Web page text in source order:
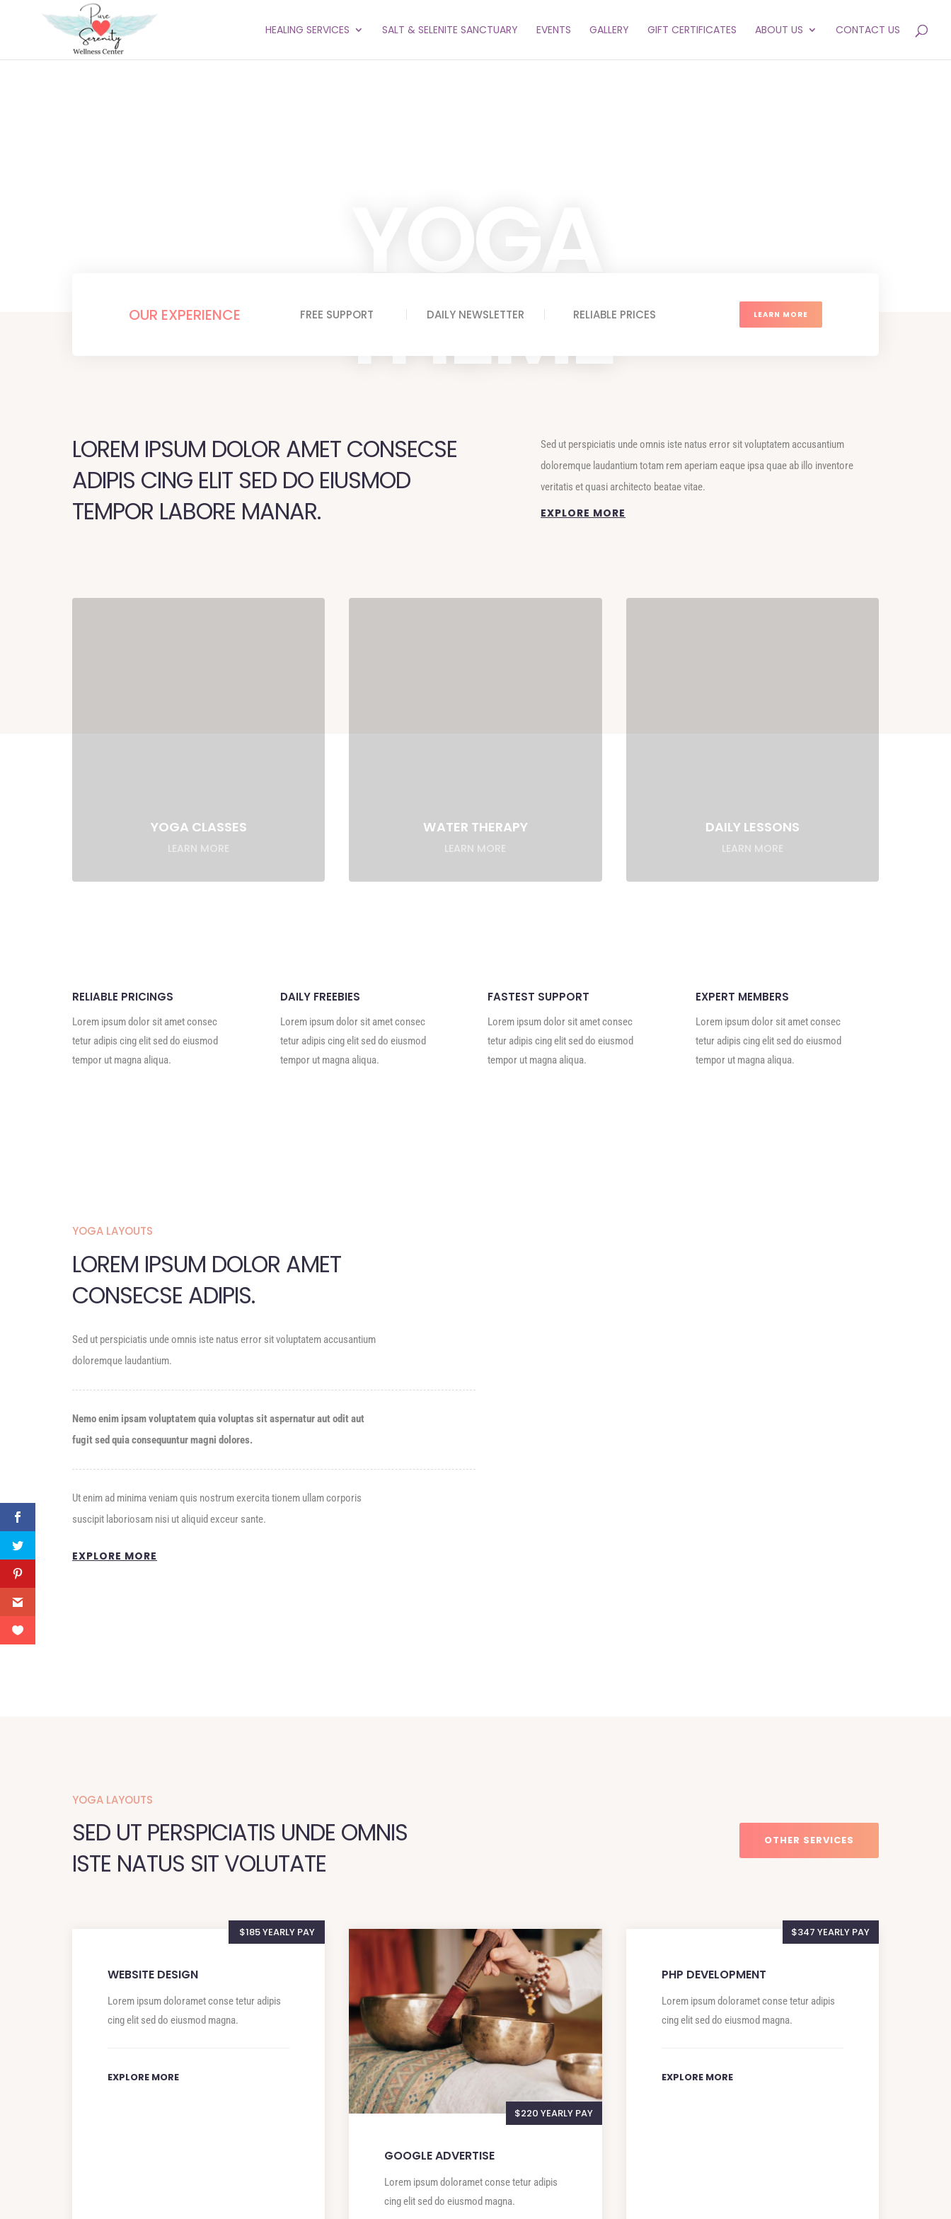
HEALING SERVICES SALT & SELENITE SANCTUARY EVENTS GALLERY GIFT CERTIFICATES ABOUT US CONTACT US
YOGA
THEME
OUR EXPERIENCE FREE SUPPORT DAILY NEWSLETTER RELIABLE PRICES LEARN MORE
LOREM IPSUM DOLOR AMET CONSECSE
ADIPIS CING ELIT SED DO EIUSMOD
TEMPOR LABORE MANAR.
Sed ut perspiciatis unde omnis iste natus error sit voluptatem accusantium
doloremque laudantium totam rem aperiam eaque ipsa quae ab illo inventore
veritatis et quasi architecto beatae vitae.
EXPLORE MORE
YOGA CLASSES
LEARN MORE
WATER THERAPY
LEARN MORE
DAILY LESSONS
LEARN MORE
RELIABLE PRICINGS
Lorem ipsum dolor sit amet consec
tetur adipis cing elit sed do eiusmod
tempor ut magna aliqua.
DAILY FREEBIES
Lorem ipsum dolor sit amet consec
tetur adipis cing elit sed do eiusmod
tempor ut magna aliqua.
FASTEST SUPPORT
Lorem ipsum dolor sit amet consec
tetur adipis cing elit sed do eiusmod
tempor ut magna aliqua.
EXPERT MEMBERS
Lorem ipsum dolor sit amet consec
tetur adipis cing elit sed do eiusmod
tempor ut magna aliqua.
YOGA LAYOUTS
LOREM IPSUM DOLOR AMET
CONSECSE ADIPIS.
Sed ut perspiciatis unde omnis iste natus error sit voluptatem accusantium
doloremque laudantium.
Nemo enim ipsam voluptatem quia voluptas sit aspernatur aut odit aut
fugit sed quia consequuntur magni dolores.
Ut enim ad minima veniam quis nostrum exercita tionem ullam corporis
suscipit laboriosam nisi ut aliquid exceur sante.
EXPLORE MORE
YOGA LAYOUTS
SED UT PERSPICIATIS UNDE OMNIS
ISTE NATUS SIT VOLUTATE
OTHER SERVICES
$185 YEARLY PAY
WEBSITE DESIGN
Lorem ipsum doloramet conse tetur adipis
cing elit sed do eiusmod magna.
EXPLORE MORE
$220 YEARLY PAY
GOOGLE ADVERTISE
Lorem ipsum doloramet conse tetur adipis
cing elit sed do eiusmod magna.
$347 YEARLY PAY
PHP DEVELOPMENT
Lorem ipsum doloramet conse tetur adipis
cing elit sed do eiusmod magna.
EXPLORE MORE